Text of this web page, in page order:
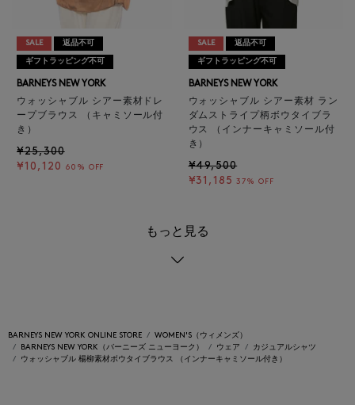
SALE 返品不可
ギフトラッピング不可
BARNEYS NEW YORK
ウォッシャブル シアー素材ドレ
ープブラウス （キャミソール付
き）
¥25,300
¥10,120
60% OFF
SALE 返品不可
ギフトラッピング不可
BARNEYS NEW YORK
ウォッシャブル シアー素材 ラン
ダムストライプ柄ボウタイブラ
ウス （インナーキャミソール付
き）
¥49,500
¥31,185 37% OFF
もっと見る
BARNEYS NEW YORK ONLINE STORE
WOMEN'S（ウィメンズ）
BARNEYS NEW YORK（バーニーズ ニューヨーク）
ウェア
カジュアルシャツ
ウォッシャブル 楊柳素材ボウタイブラウス （インナーキャミソール付き）